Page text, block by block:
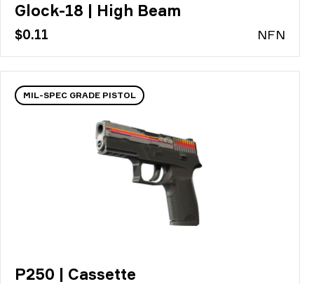
Glock-18 | High Beam
$0.11 NFN
MIL-SPEC GRADE PISTOL
P250 | Cassette